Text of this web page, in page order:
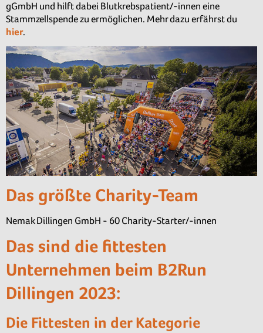
gGmbH und hilft dabei Blutkrebspatient/-innen eine
Stammzellspende zu ermöglichen. Mehr dazu erfährst du
hier.
Das größte Charity-Team
Nemak Dillingen GmbH - 60 Charity-Starter/-innen
Das sind die fittesten
Unternehmen beim B2Run
Dillingen 2023:
Die Fittesten in der Kategorie